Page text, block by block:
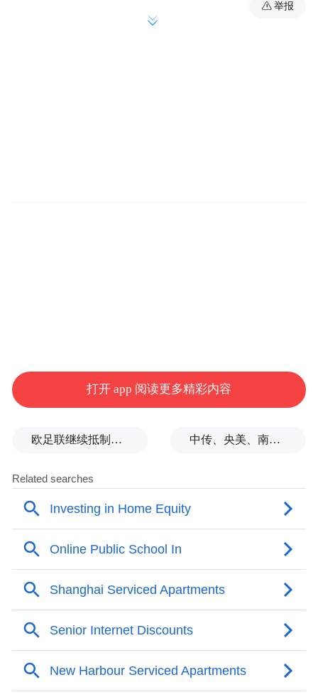
Shaukat AZIZ 国家开发银行董事长胡怀邦剑
后来在北京有一个讨论，和我们的基金会一
起探讨，还有11月份在迪拜的讨论，今天的
讨论也是非常重要的，尤其是亚洲基础设施
首先请李若谷先生。
李若谷：谢谢主持人，我现在不大赞成你们
老把亚投行和布雷顿森林体系放在一起比
较，我觉得它们的功能是不一样的。亚投行
还有几天就结束了创始成员国的报名，我希
望尽快结束，尽快把章程制定出来，尽快地
发挥作用。亚投行现在的资金规模还不是很
举报
打开 app 阅读更多精彩内容
欧足联继续抵制世界杯，因凡蒂诺能熬到“点球大战”吗？ 中传、央美、南艺等多所高校部分专业取消艺考